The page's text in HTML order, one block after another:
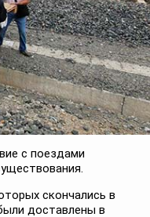
с поездами
скончались в
доставлены в